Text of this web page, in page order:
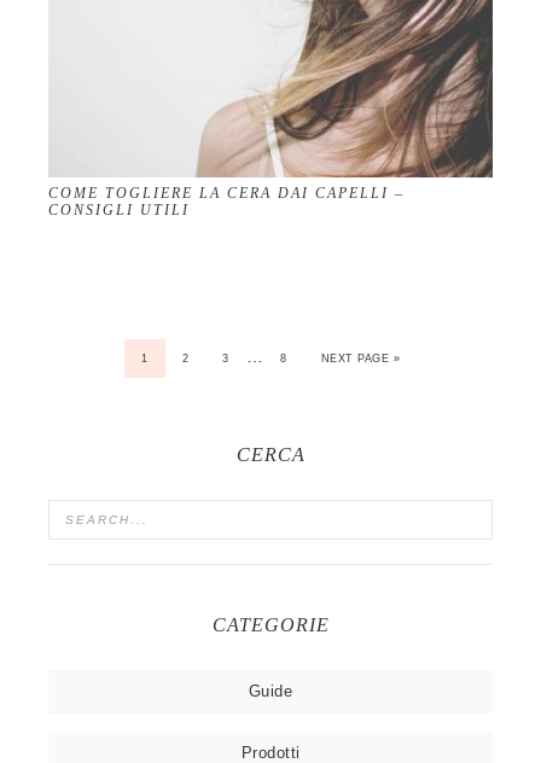
COME TOGLIERE LA CERA DAI CAPELLI –
CONSIGLI UTILI
1 2 3 8 NEXT PAGE »
CERCA
CATEGORIE
Guide
Prodotti